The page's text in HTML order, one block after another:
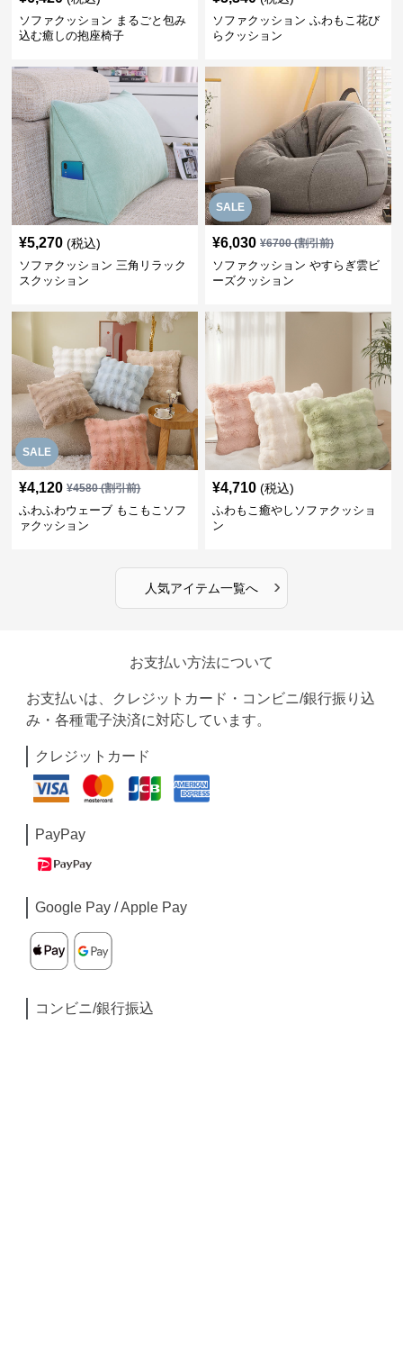
ソファクッション まるごと包み
込む癒しの抱座椅子
ソファクッション ふわもこ花び
らクッション
¥5,270 (税込)
ソファクッション 三角リラック
スクッション
SALE
¥6,030 ¥6700(割引前)
ソファクッション やすらぎ雲ビ
ーズクッション
SALE
¥4,120 ¥4580(割引前)
ふわふわウェーブ もこもこソフ
ァクッション
¥4,710 (税込)
ふわもこ癒やしソファクッショ
ン
人気アイテム一覧へ ›
お支払い方法について
お支払いは、クレジットカード・コンビニ/銀行振り込
み・各種電子決済に対応しています。
クレジットカード
PayPay
Google Pay / Apple Pay
コンビニ/銀行振込